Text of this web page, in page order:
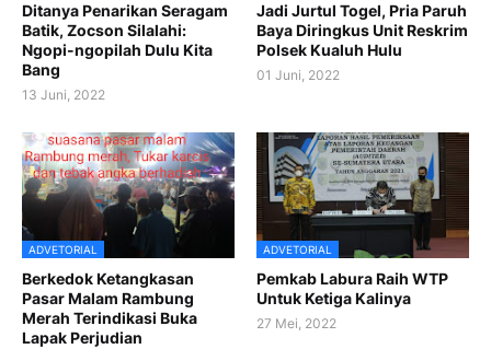
Ditanya Penarikan Seragam
Batik, Zocson Silalahi:
Ngopi-ngopilah Dulu Kita
Bang
13 Juni, 2022
Jadi Jurtul Togel, Pria Paruh
Baya Diringkus Unit Reskrim
Polsek Kualuh Hulu
01 Juni, 2022
ADVETORIAL
Berkedok Ketangkasan
Pasar Malam Rambung
Merah Terindikasi Buka
Lapak Perjudian
ADVETORIAL
Pemkab Labura Raih WTP
Untuk Ketiga Kalinya
27 Mei, 2022